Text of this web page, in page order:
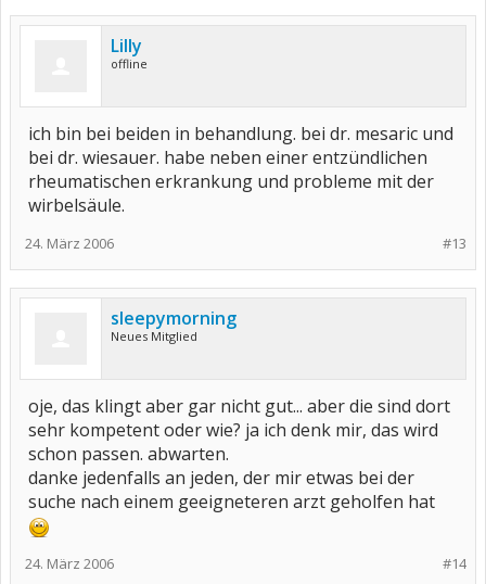
Lilly
offline
ich bin bei beiden in behandlung. bei dr. mesaric und
bei dr. wiesauer. habe neben einer entzündlichen
rheumatischen erkrankung und probleme mit der
wirbelsäule.
#13
24. März 2006
sleepymorning
Neues Mitglied
oje, das klingt aber gar nicht gut... aber die sind dort
sehr kompetent oder wie? ja ich denk mir, das wird
schon passen. abwarten.
danke jedenfalls an jeden, der mir etwas bei der
suche nach einem geeigneteren arzt geholfen hat
#14
24. März 2006